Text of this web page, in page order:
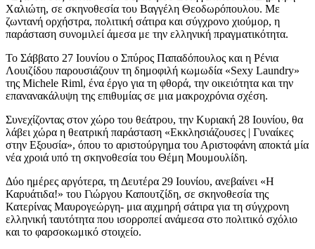
Χαλιώτη, σε σκηνοθεσία του Βαγγέλη Θεοδωρόπουλου. Με
ζωντανή ορχήστρα, πολιτική σάτιρα και σύγχρονο χιούμορ, η
παράσταση συνομιλεί άμεσα με την ελληνική πραγματικότητα.
Το Σάββατο 27 Ιουνίου ο Σπύρος Παπαδόπουλος και η Ρένια
Λουιζίδου παρουσιάζουν τη δημοφιλή κωμωδία «Sexy Laundry»
της Michele Riml, ένα έργο για τη φθορά, την οικειότητα και την
επανανακάλυψη της επιθυμίας σε μια μακροχρόνια σχέση.
Συνεχίζοντας στον χώρο του θεάτρου, την Κυριακή 28 Ιουνίου, θα
λάβει χώρα η θεατρική παράσταση «Εκκλησιάζουσες | Γυναίκες
στην Εξουσία», όπου το αριστούργημα του Αριστοφάνη αποκτά μία
νέα χροιά υπό τη σκηνοθεσία του Θέμη Μουμουλίδη.
Δύο ημέρες αργότερα, τη Δευτέρα 29 Ιουνίου, ανεβαίνει «Η
Καρυάτιδα!» του Γιώργου Καπουτζίδη, σε σκηνοθεσία της
Κατερίνας Μαυρογεώργη- μια αιχμηρή σάτιρα για τη σύγχρονη
ελληνική ταυτότητα που ισορροπεί ανάμεσα στο πολιτικό σχόλιο
και το φαρσοκωμικό στοιχείο.